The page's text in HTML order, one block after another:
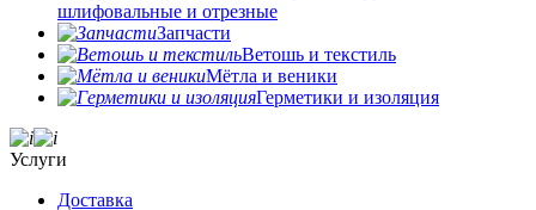
шлифовальные и отрезные
Запчасти
Ветошь и текстиль
Мётла и веники
Герметики и изоляция
Услуги
Доставка